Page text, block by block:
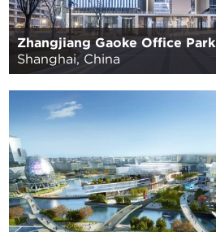
Zhangjiang Gaoke Office Park
Shanghai, China